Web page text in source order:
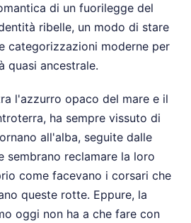
di un fuorilegge del
ribelle, un modo di stare
categorizzazioni moderne per
quasi ancestrale.
l'azzurro opaco del mare e il
ha sempre vissuto di
all'alba, seguite dalle
sembrano reclamare la loro
come facevano i corsari che
queste rotte. Eppure, la
oggi non ha a che fare con